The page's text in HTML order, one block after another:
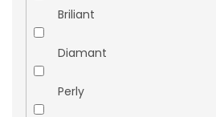
rhodiované stříbro
rhodiované stříbro 925/1000
Briliant
Diamant
Perly